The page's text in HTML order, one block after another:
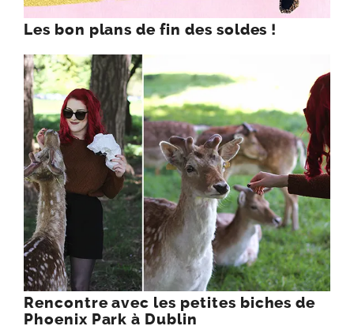
Les bon plans de fin des soldes !
Rencontre avec les petites biches de
Phoenix Park à Dublin